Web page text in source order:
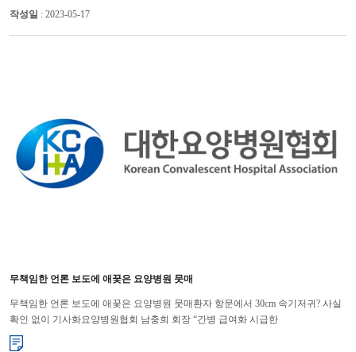
작성일 : 2023-05-17
무책임한 언론 보도에 애꿎은 요양병원 뭇매
무책임한 언론 보도에 애꿎은 요양병원 뭇매환자 항문에서 30cm 속기저귀? 사실
확인 없이 기사화요양병원협회 남충희 회장 “간병 급여화 시급한
과제”‘요양병원에 입원한 아버지의 항문에서 30㎝ 속기저귀가 나왔다?’ 언론...